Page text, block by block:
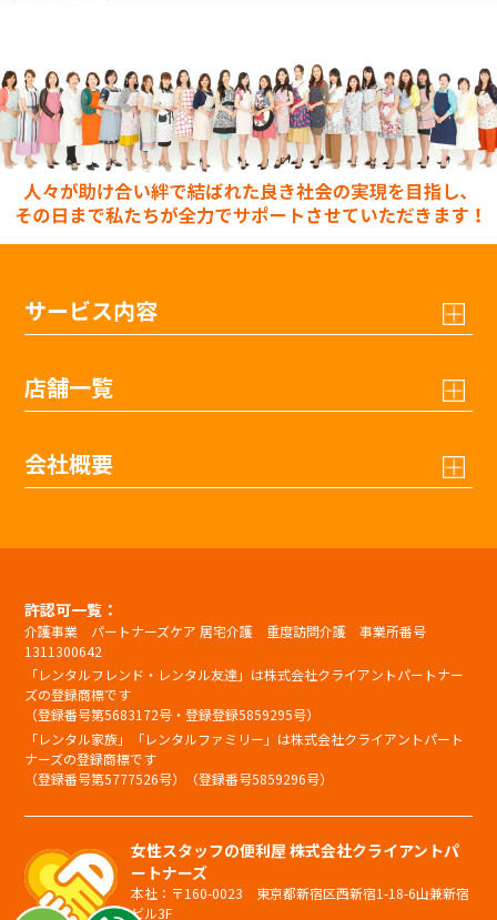
サービス内容
店舗一覧
会社概要
許認可一覧：
介護事業 パートナーズケア 居宅介護 重度訪問介護 事業所番号
1311300642
「レンタルフレンド・レンタル友達」は株式会社クライアントパートナー
ズの登録商標です
（登録番号第5683172号・登録登録5859295号）
「レンタル家族」「レンタルファミリー」は株式会社クライアントパート
ナーズの登録商標です
（登録番号第5777526号）（登録番号5859296号）
女性スタッフの便利屋 株式会社クライアントパ
ートナーズ
本社：〒160-0023 東京都新宿区西新宿1-18-6山兼新宿
ビル3F